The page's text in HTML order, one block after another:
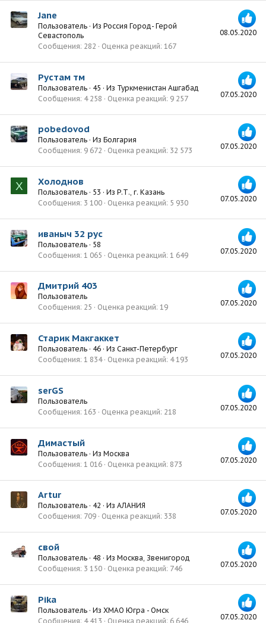
08.05.2020
Jane
Пользователь · Из Россия Город- Герой
Севастополь
Сообщения 282 Оценка реакций 167
07.05.2020
Рустам тм
Пользователь · 45 · Из Туркменистан Ашгабад
Сообщения 4 258 Оценка реакций 9 257
07.05.2020
pobedovod
Пользователь · Из Болгария
Сообщения 9 672 Оценка реакций 32 573
Х
07.05.2020
Холоднов
Пользователь · 53 · Из Р.Т., г. Казань
Сообщения 3 100 Оценка реакций 5 930
07.05.2020
иваныч 32 рус
Пользователь · 58
Сообщения 1 065 Оценка реакций 1 649
07.05.2020
Дмитрий 403
Пользователь
Сообщения 25 Оценка реакций 19
07.05.2020
Старик Макгаккет
Пользователь · 46 · Из Санкт-Петербург
Сообщения 1 834 Оценка реакций 4 193
07.05.2020
serGS
Пользователь
Сообщения 163 Оценка реакций 218
07.05.2020
Димастый
Пользователь · Из Москва
Сообщения 1 016 Оценка реакций 873
07.05.2020
Artur
Пользователь · 42 · Из АЛАНИЯ
Сообщения 709 Оценка реакций 338
07.05.2020
свой
Пользователь · 48 · Из Москва, Звенигород
Сообщения 3 150 Оценка реакций 746
07.05.2020
Pika
Пользователь · Из ХМАО Югра - Омск
Сообщения 4 413 Оценка реакций 6 646